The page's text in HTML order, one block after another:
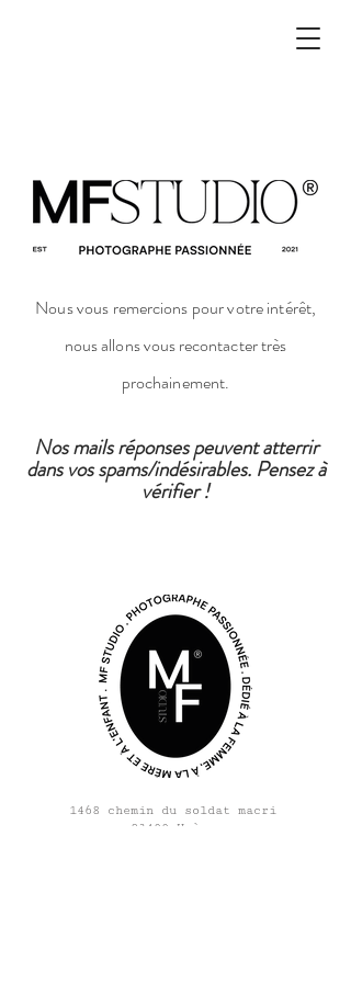
Nous vous remercions pour votreintérêt,
nous allons vous recontacter très
prochainement.
Nos mails réponses peuvent atterrir
dans vos spams/indésirables. Pensez à
vérifier !
1468 chemin du soldat macri
83400 Hyères